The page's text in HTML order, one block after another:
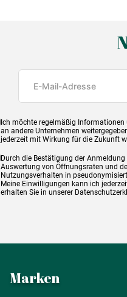
Ich möchte regelmäßig Informationen
an andere Unternehmen
jederzeit mit Wirkung für die Zukunft
Durch die Bestätigung der
Auswertung von Öffnungsraten und
Nutzungsverhalten in
Meine Einwilligungen kann ich
erhalten Sie in unserer
Marken